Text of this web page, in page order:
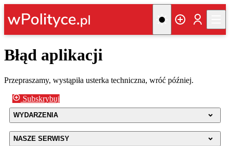
Błąd aplikacji
Przepraszamy, wystąpiła usterka techniczna, wróć później.
Subskrybuj
WYDARZENIA
NASZE SERWISY